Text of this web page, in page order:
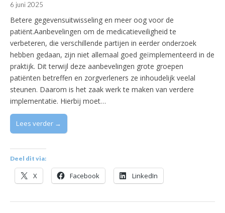
6 juni 2025
Betere gegevensuitwisseling en meer oog voor de
patiënt.Aanbevelingen om de medicatieveiligheid te
verbeteren, die verschillende partijen in eerder onderzoek
hebben gedaan, zijn niet allemaal goed geïmplementeerd in de
praktijk. Dit terwijl deze aanbevelingen grote groepen
patiënten betreffen en zorgverleners ze inhoudelijk veelal
steunen. Daarom is het zaak werk te maken van verdere
implementatie. Hierbij moet…
Lees verder →
Deel dit via:
X Facebook LinkedIn